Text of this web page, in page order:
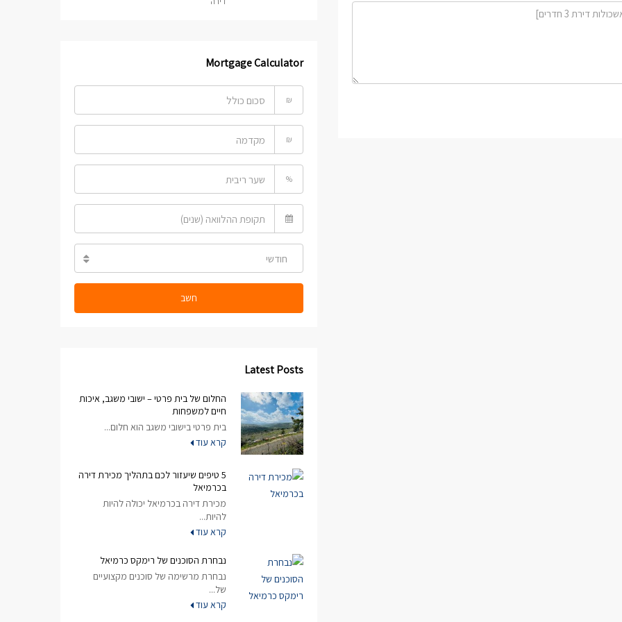
Mortgage Calculator
₪
₪
%
חודשי
חשב
Latest Posts
החלום של בית פרטי – ישובי משגב, איכות
חיים למשפחות
בית פרטי בישובי משגב הוא חלום...
קרא עוד
5 טיפים שיעזור לכם בתהליך מכירת דירה
בכרמיאל
מכירת דירה בכרמיאל יכולה להיות
להיות...
קרא עוד
נבחרת הסוכנים של רימקס כרמיאל
נבחרת מרשימה של סוכנים מקצועיים
של...
קרא עוד